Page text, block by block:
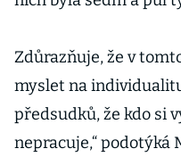
Zdůrazňuje, že v
myslet na
předsudků, že kdo si
nepracuje,“ podotýká